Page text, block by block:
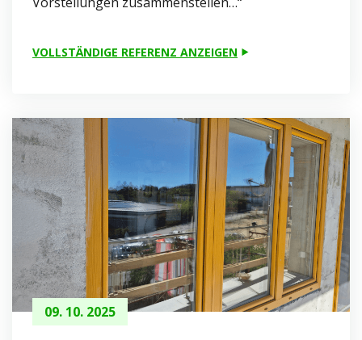
VOLLSTÄNDIGE REFERENZ ANZEIGEN
09. 10. 2025